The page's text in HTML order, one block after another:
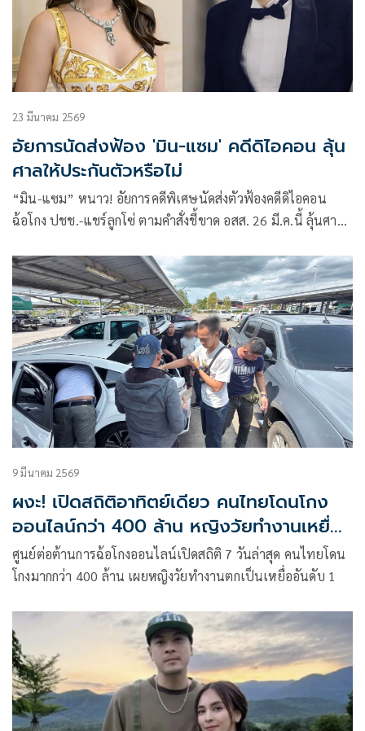
23 มีนาคม 2569
อัยการนัดส่งฟ้อง 'มิน-แซม' คดีดิไอคอน ลุ้น
ศาลให้ประกันตัวหรือไม่
“มิน-แซม” หนาว! อัยการคดีพิเศษนัดส่งตัวฟ้องคดีดิไอคอน
ฉ้อโกง ปชช.-แชร์ลูกโซ่ ตามคำสั่งชี้ขาด อสส. 26 มี.ค.นี้ ลุ้นศาล
9 มีนาคม 2569
ผงะ! เปิดสถิติอาทิตย์เดียว คนไทยโดนโกง
ออนไลน์กว่า 400 ล้าน หญิงวัยทำงานเหยื่อ
อันดับหนึ่ง
ศูนย์ต่อต้านการฉ้อโกงออนไลน์เปิดสถิติ 7 วันล่าสุด คนไทยโดน
โกงมากกว่า 400 ล้าน เผยหญิงวัยทำงานตกเป็นเหยื่ออันดับ 1